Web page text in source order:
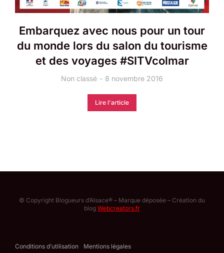
Embarquez avec nous pour un tour
du monde lors du salon du tourisme
et des voyages #SITVcolmar
Non classé 8 novembre 2016
Lire l'article
© Copyright Blogueurs d’Alsace® – Marque déposée – Création du
blog Webcreators.fr
Conditions d’utilisation Mentions légales